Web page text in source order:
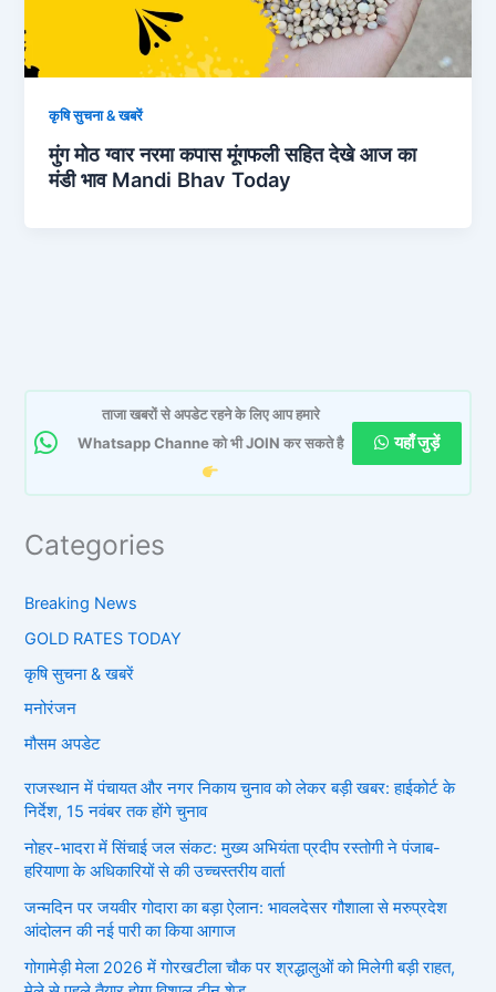
कृषि सुचना & खबरें
मुंग मोठ ग्वार नरमा कपास मूंगफली सहित देखे आज का
मंडी भाव Mandi Bhav Today
ताजा खबरों से अपडेट रहने के लिए आप हमारे
Whatsapp Channe को भी JOIN कर सकते है
यहाँ जुड़ें
Categories
Breaking News
GOLD RATES TODAY
कृषि सुचना & खबरें
मनोरंजन
मौसम अपडेट
राजस्थान में पंचायत और नगर निकाय चुनाव को लेकर बड़ी खबर: हाईकोर्ट के
निर्देश, 15 नवंबर तक होंगे चुनाव
नोहर-भादरा में सिंचाई जल संकट: मुख्य अभियंता प्रदीप रस्तोगी ने पंजाब-
हरियाणा के अधिकारियों से की उच्चस्तरीय वार्ता
जन्मदिन पर जयवीर गोदारा का बड़ा ऐलान: भावलदेसर गौशाला से मरुप्रदेश
आंदोलन की नई पारी का किया आगाज
गोगामेड़ी मेला 2026 में गोरखटीला चौक पर श्रद्धालुओं को मिलेगी बड़ी राहत,